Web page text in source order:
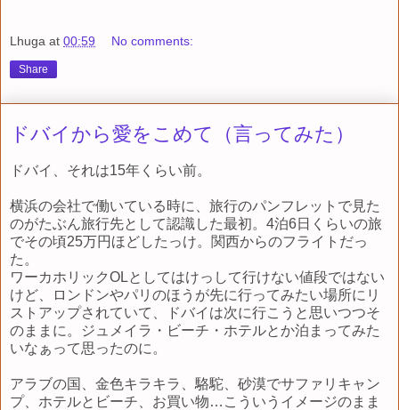
Lhuga at 00:59 No comments:
Share
ドバイから愛をこめて（言ってみた）
ドバイ、それは15年くらい前。
横浜の会社で働いている時に、旅行のパンフレットで見た
のがたぶん旅行先として認識した最初。4泊6日くらいの旅
でその頃25万円ほどしたっけ。関西からのフライトだっ
た。
ワーカホリックOLとしてはけっして行けない値段ではない
けど、ロンドンやパリのほうが先に行ってみたい場所にリ
ストアップされていて、ドバイは次に行こうと思いつつそ
のままに。ジュメイラ・ビーチ・ホテルとか泊まってみた
いなぁって思ったのに。
アラブの国、金色キラキラ、駱駝、砂漠でサファリキャン
プ、ホテルとビーチ、お買い物…こういうイメージのまま